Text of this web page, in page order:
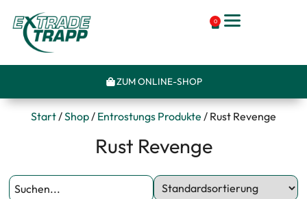
0
ZUM ONLINE-SHOP
Start /Shop / Entrostungs Produkte / Rust Revenge
Rust Revenge